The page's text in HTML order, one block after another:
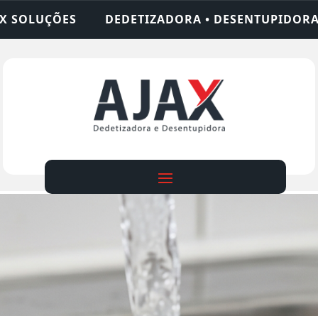
• DESENTUPIDORA • LIMPEZA DE FOSSA •